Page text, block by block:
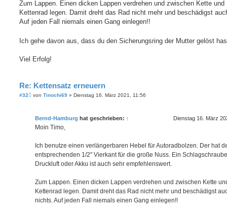
Zum Lappen. Einen dicken Lappen verdrehen und zwischen Kette und
Kettenrad legen. Damit dreht das Rad nicht mehr und beschädigst
Auf jeden Fall niemals einen Gang einlegen!!
Ich gehe davon aus, dass du den Sicherungsring der Mutter gelöst
Viel Erfolg!
Re: Kettensatz erneuern
#32
Bvon Tinochi69 » Dienstag 16. März 2021, 11:56
Bernd-Hamburg hat geschrieben: ↑ Dienstag 16. März
Moin Timo,
Ich benutze einen verlängerbaren Hebel für Autoradbolzen. Der hat
entsprechenden 1/2" Vierkant für die große Nuss. Ein
Druckluft oder Akku ist auch sehr empfehlenswert.
Zum Lappen. Einen dicken Lappen verdrehen und zwischen Kette
Kettenrad legen. Damit dreht das Rad nicht mehr und beschädigst
nichts. Auf jeden Fall niemals einen Gang einlegen!!